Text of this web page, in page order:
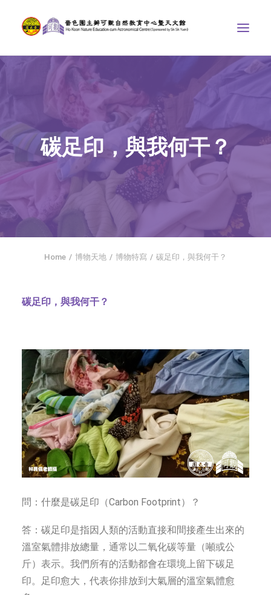
天文館
博物天地
比賽/專題計劃
聯絡我們
字型大小
碳足印，與我何干？
Home 博物天地 博物特寫 碳足印，與我何干？
碳足印，與我何干？
問：什麼是碳足印（Carbon Footprint）？
答：碳足印是指因人類的活動直接和間接產生出來的
溫室氣體排放總量，通常以二氧化碳等量（噸或公
斤）表示。我們所有的活動都會在環境上留下碳足
印。足印愈大，代表你排放到大氣層的溫室氣體愈